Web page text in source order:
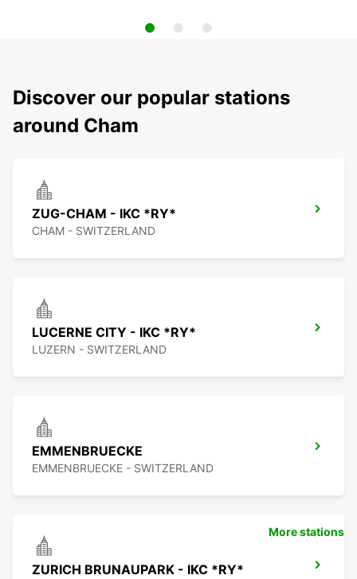
Discover our popular stations
around Cham
ZUG-CHAM - IKC *RY*
CHAM - SWITZERLAND
LUCERNE CITY - IKC *RY*
LUZERN - SWITZERLAND
EMMENBRUECKE
EMMENBRUECKE - SWITZERLAND
ZURICH BRUNAUPARK - IKC *RY*
More stations